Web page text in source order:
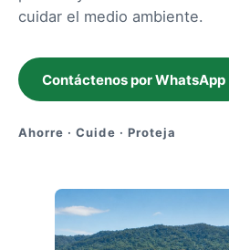
cuidar el medio ambiente.
Contáctenos por WhatsApp
Ahorre · Cuide · Proteja